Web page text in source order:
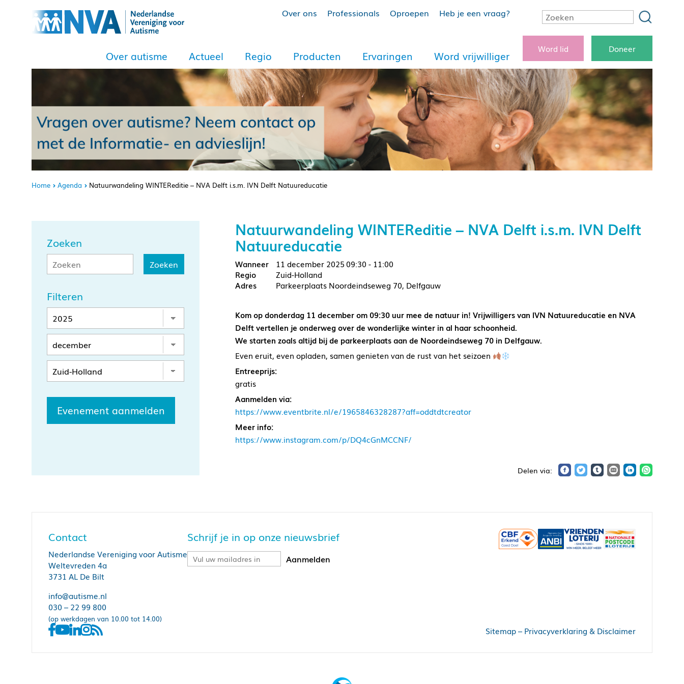
Over ons Professionals Oproepen Heb je een vraag?
Over autisme Actueel Regio Producten Ervaringen Word vrijwilliger
Word lid Doneer
Home Agenda Natuurwandeling WINTEReditie – NVA Delft i.s.m. IVN Delft Natuureducatie
Zoeken
Filteren
Evenement aanmelden
Natuurwandeling WINTEReditie – NVA Delft i.s.m. IVN Delft
Natuureducatie
11 december 2025 09:30 - 11:00
Zuid-Holland
Parkeerplaats Noordeindseweg 70, Delfgauw
Kom op donderdag 11 december om 09:30 uur mee de natuur in! Vrijwilligers van IVN Natuureducatie en NVA
Delft vertellen je onderweg over de wonderlijke winter in al haar schoonheid.
We starten zoals altijd bij de parkeerplaats aan de Noordeindseweg 70 in Delfgauw.
Even eruit, even opladen, samen genieten van de rust van het seizoen
Entreeprijs:
gratis
Aanmelden via:
https://www.eventbrite.nl/e/1965846328287?aff=oddtdtcreator
Meer info:
https://www.instagram.com/p/DQ4cGnMCCNF/
Contact
Nederlandse Vereniging voor Autisme
Weltevreden 4a
3731 AL De Bilt
info@autisme.nl
030 – 22 99 800
(op werkdagen van 10.00 tot 14.00)
Schrijf je in op onze nieuwsbrief
Sitemap– Privacyverklaring & Disclaimer